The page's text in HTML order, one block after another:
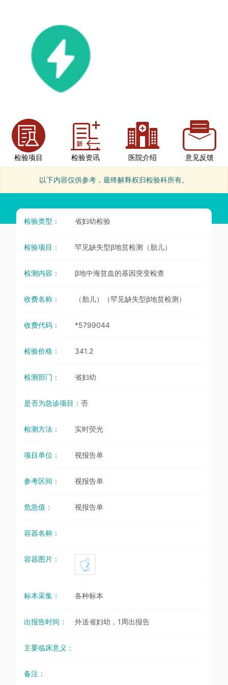
检验项目 检验资讯 医院介绍 意见反馈
以下内容仅供参考，最终解释权归检验科所有。
检验类型： 省妇幼检验
检验项目： 罕见缺失型β地贫检测（胎儿）
检测内容： β地中海贫血的基因突变检查
收费名称： （胎儿）（罕见缺失型β地贫检测）
收费代码： *5799044
检验价格： 341.2
检测部门： 省妇幼
是否为急诊项目： 否
检测方法： 实时荧光
项目单位： 视报告单
参考区间： 视报告单
危急值： 视报告单
容器名称：
容器图片：
标本采集： 各种标本
出报告时间： 外送省妇幼，1周出报告
主要临床意义：
备注：